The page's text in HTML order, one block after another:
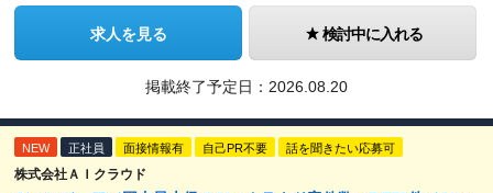
求人を見る 検討中に入れる
掲載終了予定日： 2026.08.20
NEW 正社員 面接情報有 自己PR不要 話を聞きたい応募可
株式会社ＡＩクラウド